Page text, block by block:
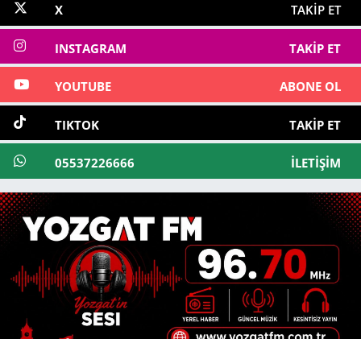
X TAKIP ET
INSTAGRAM TAKIP ET
YOUTUBE ABONE OL
TIKTOK TAKIP ET
05537226666 İLETIŞIM